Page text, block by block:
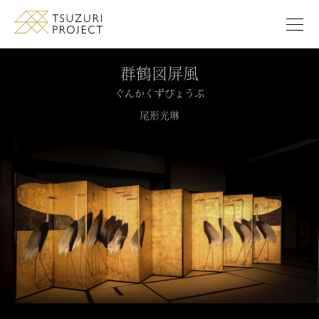
群鶴図屏風
ぐんかくずびょうぶ
尾形光琳